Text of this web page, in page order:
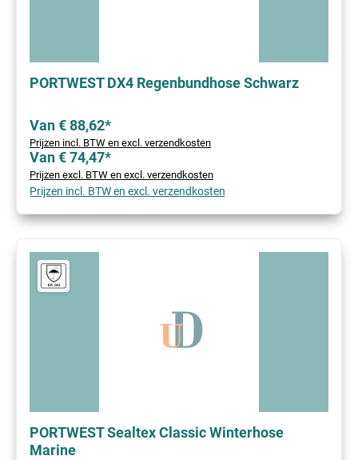
PORTWEST DX4 Regenbundhose Schwarz
Van € 88,62*
Prijzen incl. BTW en excl. verzendkosten
Van € 74,47*
Prijzen excl. BTW en excl. verzendkosten
Prijzen incl. BTW en excl. verzendkosten
PORTWEST Sealtex Classic Winterhose
Marine